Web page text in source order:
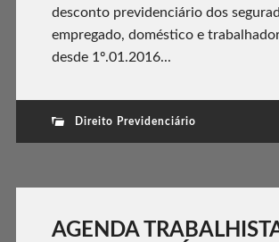
desconto previdenciário dos
empregado, doméstico e
desde 1º.01.2016...
Direito Previdenciário
AGENDA